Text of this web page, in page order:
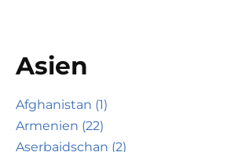
Asien
Afghanistan (1)
Armenien (22)
Aserbaidschan (2)